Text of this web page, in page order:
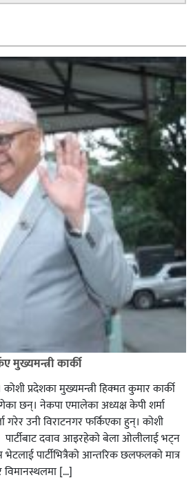
मुख्यमन्त्री कार्की
प्रदेशका मुख्यमन्त्री हिक्मत कुमार कार्की
छन्। नेकपा एमालेका अध्यक्ष केपी शर्मा
गरेर उनी विराटनगर फर्किएका हुन्। काेशी
दवाव आइरहेकाे बेला ओलीलाई भट्न
पार्टीभित्रैको आन्तरिक छलफलकाे मात्र
विमानस्थलमा […]